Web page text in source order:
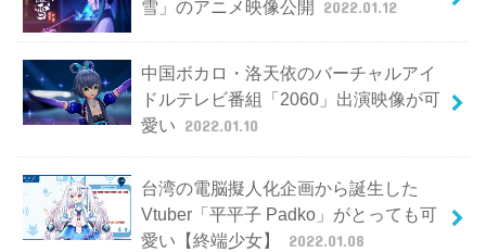
雪」のアニメ映像公開 2022.01.12
中国ボカロ・洛天依のバーチャルアイ
ドルテレビ番組「2060」出演映像が可
愛い 2022.01.10
台湾の電脳擬人化企画から誕生した
Vtuber「平平子 Padko」がとっても可
愛い【終端少女】
2022.01.08